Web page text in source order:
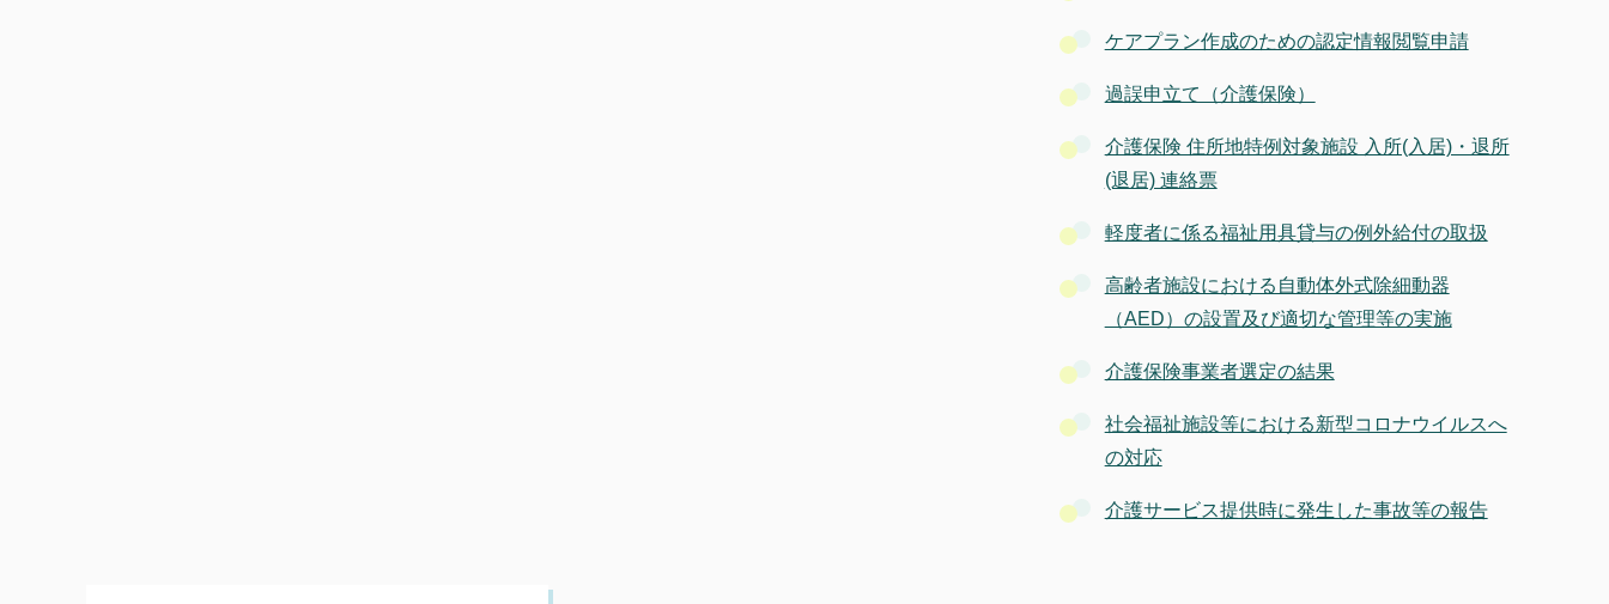
ケアプラン作成のための認定情報閲覧申請
過誤申立て（介護保険）
介護保険 住所地特例対象施設 入所(入居)・退所
(退居) 連絡票
軽度者に係る福祉用具貸与の例外給付の取扱
高齢者施設における自動体外式除細動器
（AED）の設置及び適切な管理等の実施
介護保険事業者選定の結果
社会福祉施設等における新型コロナウイルスへ
の対応
介護サービス提供時に発生した事故等の報告